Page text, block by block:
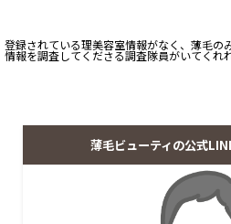
登録されている理美容室情報がなく、薄毛
情報を調査してくださる調査隊員がいてくれ
薄毛ビューティの公式